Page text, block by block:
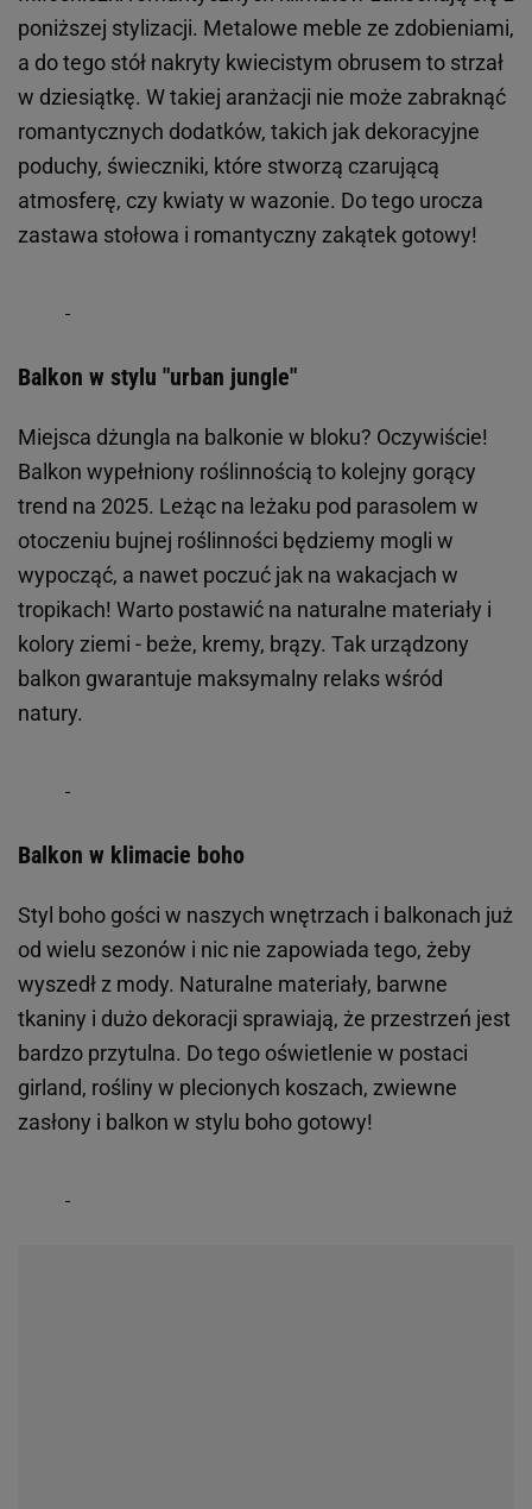
poniższej stylizacji. Metalowe meble ze zdobieniami,
a do tego stół nakryty kwiecistym obrusem to strzał
w dziesiątkę. W takiej aranżacji nie może zabraknąć
romantycznych dodatków, takich jak dekoracyjne
poduchy, świeczniki, które stworzą czarującą
atmosferę, czy kwiaty w wazonie. Do tego urocza
zastawa stołowa i romantyczny zakątek gotowy!
Balkon w stylu "urban jungle"
Miejsca dżungla na balkonie w bloku? Oczywiście!
Balkon wypełniony roślinnością to kolejny gorący
trend na 2025. Leżąc na leżaku pod parasolem w
otoczeniu bujnej roślinności będziemy mogli w
wypocząć, a nawet poczuć jak na wakacjach w
tropikach! Warto postawić na naturalne materiały i
kolory ziemi - beże, kremy, brązy. Tak urządzony
balkon gwarantuje maksymalny relaks wśród
natury.
Balkon w klimacie boho
Styl boho gości w naszych wnętrzach i balkonach już
od wielu sezonów i nic nie zapowiada tego, żeby
wyszedł z mody. Naturalne materiały, barwne
tkaniny i dużo dekoracji sprawiają, że przestrzeń jest
bardzo przytulna. Do tego oświetlenie w postaci
girland, rośliny w plecionych koszach, zwiewne
zasłony i balkon w stylu boho gotowy!